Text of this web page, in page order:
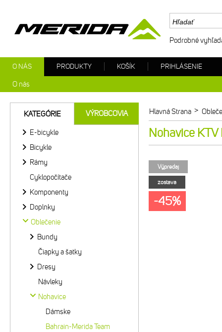
Hlavná Strana >
Nohavice
Výpredaj
zostava
-45%
KATEGÓRIE VÝROBCOVIA
E-bicykle
Bicykle
Rámy
Cyklopočítače
Komponenty
Doplnky
Oblečenie
Bundy
Čiapky a šatky
Dresy
Návleky
Nohavice
Dámske
Bahrain-Merida Team
Podrobné
O NÁS
O nás
PRODUKTY KOŠÍK PRIHLÁSENIE